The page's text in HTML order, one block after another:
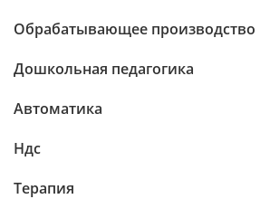
Обрабатывающее производство
Дошкольная педагогика
Автоматика
Ндс
Терапия